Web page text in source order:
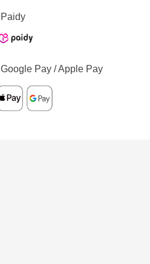
Paidy
Google Pay / Apple Pay